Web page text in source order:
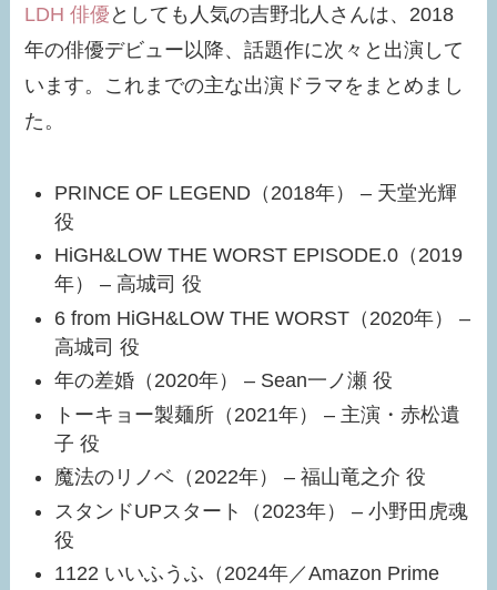
LDH 俳優 としても人気の吉野北人さんは、2018
年の俳優デビュー以降、話題作に次々と出演して
います。これまでの主な出演ドラマをまとめまし
た。
PRINCE OF LEGEND（2018年） – 天堂光輝
役​
HiGH&LOW THE WORST EPISODE.0（2019
年） – 高城司 役​
6 from HiGH&LOW THE WORST（2020年） –
高城司 役​
年の差婚（2020年） – Sean一ノ瀬 役​
トーキョー製麺所（2021年） – 主演・赤松遺
子 役​
魔法のリノベ（2022年） – 福山竜之介 役​
スタンドUPスタート（2023年） – 小野田虎魂
役​
1122 いいふうふ（2024年／Amazon Prime